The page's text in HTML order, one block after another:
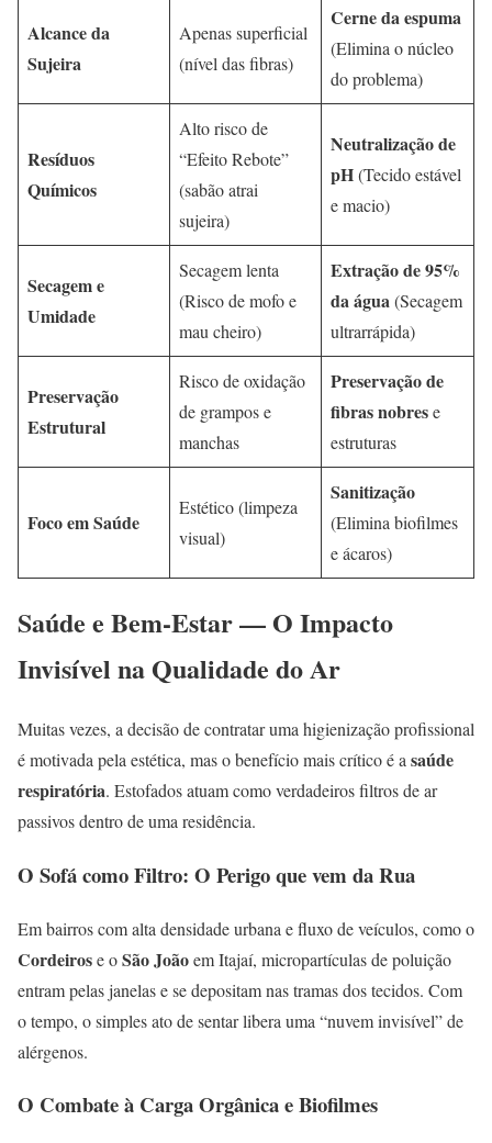
Alcance da
Sujeira
Apenas superficial
(nível das fibras)
Cerne da espuma
(Elimina o núcleo
do problema)
Resíduos
Químicos
Alto risco de
“Efeito Rebote”
(sabão atrai
sujeira)
Neutralização de
pH(Tecido estável
e macio)
Secagem e
Umidade
Secagem lenta
(Risco de mofo e
mau cheiro)
Extração de 95%
da água (Secagem
ultrarrápida)
Preservação
Estrutural
Risco de oxidação
de grampos e
manchas
Preservação de
fibras nobrese
estruturas
Foco em Saúde
Estético (limpeza
visual)
Sanitização
(Elimina biofilmes
e ácaros)
Saúde e Bem-Estar — O Impacto
Invisível na Qualidade do Ar
Muitas vezes, a decisão de contratar uma higienização profissional
é motivada pela estética, mas o benefício mais crítico é asaúde
respiratória. Estofados atuam como verdadeiros filtros de ar
passivos dentro de uma residência.
O Sofá como Filtro: O Perigo que vem da Rua
Em bairros com alta densidade urbana e fluxo de veículos, como o
Cordeirose oSão Joãoem Itajaí, micropartículas de poluição
entram pelas janelas e se depositam nas tramas dos tecidos. Com
o tempo, o simples ato de sentar libera uma “nuvem invisível” de
alérgenos.
O Combate à Carga Orgânica e Biofilmes